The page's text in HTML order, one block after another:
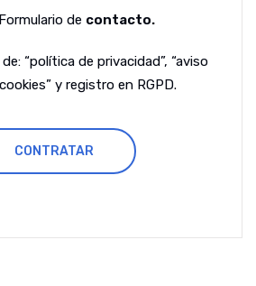
Formulario de contacto.
“política de privacidad”, “aviso
y registro en RGPD.
CONTRATAR